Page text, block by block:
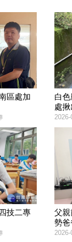
區處加
白
處
2026-
技二專
父
勢爸